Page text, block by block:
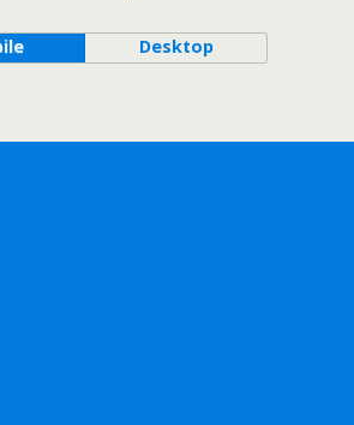
Desktop